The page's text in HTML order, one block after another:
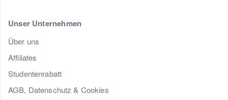
Unser Unternehmen
Über uns
Affiliates
Studentenrabatt
AGB, Datenschutz & Cookies